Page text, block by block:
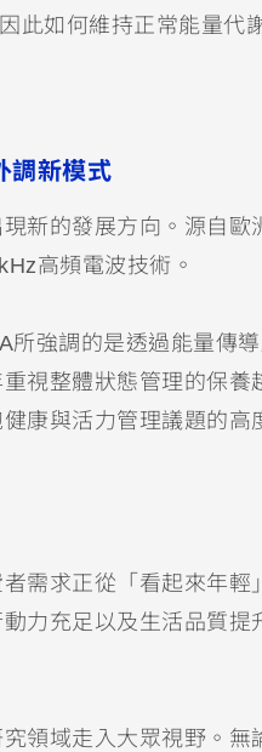
此如何維持正常能量代
調新模式
新的發展方向。源自
高頻電波技術。
強調的是透過能量傳
視整體狀態管理的保
康與活力管理議題的高
需求正從「看起來年
力充足以及生活品質
領域走入大眾視野。